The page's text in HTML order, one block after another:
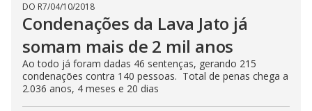
DO R7/04/10/2018
Condenações da Lava Jato já
somam mais de 2 mil anos
Ao todo já foram dadas 46 sentenças, gerando 215
condenações contra 140 pessoas. Total de penas chega a
2.036 anos, 4 meses e 20 dias